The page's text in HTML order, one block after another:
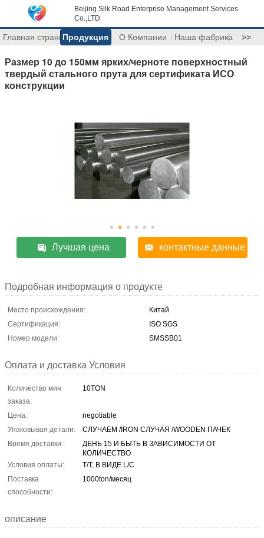
Beijing Silk Road Enterprise Management Services
Co.,LTD
Главная страницаПродукция О Компании Наша фабрика >>
Размер 10 до 150мм ярких/черноте поверхностный
твердый стального прута для сертификата ИСО
конструкции
Лучшая цена контактные данные
Подробная информация о продукте
Место происхождения:
Китай
Сертификация:
ISO SGS
Номер модели:
SMSSB01
Оплата и доставка Условия
Количество мин
заказа:
10TON
Цена:
negotiable
Упаковывая детали:
СЛУЧАЕМ /IRON СЛУЧАЯ /WOODEN ПАЧЕК
Время доставки:
ДЕНЬ 15 И БЫТЬ В ЗАВИСИМОСТИ ОТ
КОЛИЧЕСТВО
Условия оплаты:
T/T, В ВИДЕ L/C
Поставка
способности:
1000ton/месяц
описание